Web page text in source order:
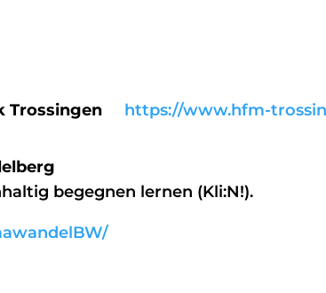
Trossingen https://www.hfm-
begegnen lernen (Kli:N!).